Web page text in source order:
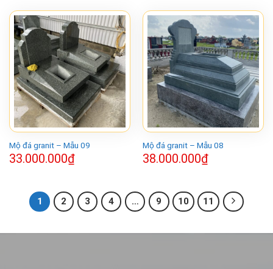
Mộ đá granit – Mẫu 09
33.000.000₫
Mộ đá granit – Mẫu 08
38.000.000₫
1 2 3 4 … 9 10 11